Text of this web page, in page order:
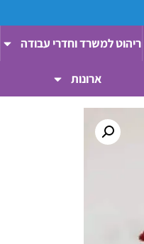
ריהוט למשרד וחדרי עבודה
ארונות